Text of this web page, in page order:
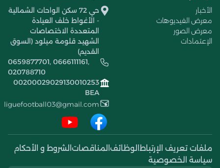
الأخبار
معرض الفيديوهات
معرض الصور
الإعتمادات
حي 72 سكن الواحات الشمالية
- الأغواط خلف العيادة
المتعددة الاختصاصات
الشهيد قلومة ميلود (السوق
القديم)
0659877701, 0666111161,
020788710
00200029029130010253
BEA
liguefootball03@gmail.com
ملفات تعريف الإرتباط الوظائف المناقصات الشروط و الأحكام
سياسة الخصوصية